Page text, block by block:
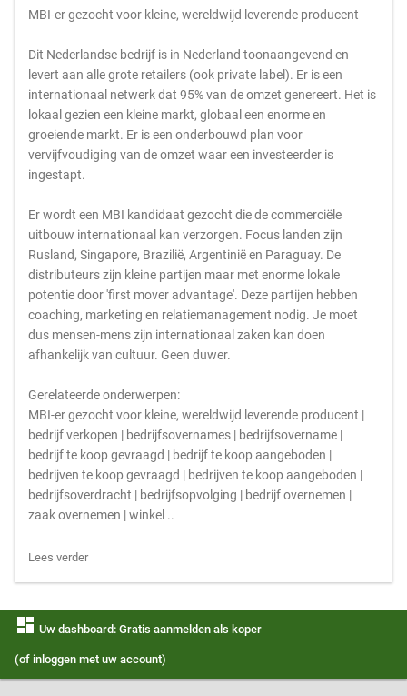
MBI-er gezocht voor kleine, wereldwijd leverende producent
Dit Nederlandse bedrijf is in Nederland toonaangevend en
levert aan alle grote retailers (ook private label). Er is een
internationaal netwerk dat 95% van de omzet genereert. Het is
lokaal gezien een kleine markt, globaal een enorme en
groeiende markt. Er is een onderbouwd plan voor
vervijfvoudiging van de omzet waar een investeerder is
ingestapt.
Er wordt een MBI kandidaat gezocht die de commerciële
uitbouw internationaal kan verzorgen. Focus landen zijn
Rusland, Singapore, Brazilië, Argentinië en Paraguay. De
distributeurs zijn kleine partijen maar met enorme lokale
potentie door 'first mover advantage'. Deze partijen hebben
coaching, marketing en relatiemanagement nodig. Je moet
dus mensen-mens zijn internationaal zaken kan doen
afhankelijk van cultuur. Geen duwer.
Gerelateerde onderwerpen:
MBI-er gezocht voor kleine, wereldwijd leverende producent |
bedrijf verkopen | bedrijfsovernames | bedrijfsovername |
bedrijf te koop gevraagd | bedrijf te koop aangeboden |
bedrijven te koop gevraagd | bedrijven te koop aangeboden |
bedrijfsoverdracht | bedrijfsopvolging | bedrijf overnemen |
zaak overnemen | winkel ..
Lees verder
dashboard Uw dashboard: Gratis aanmelden als koper
(of inloggen met uw account)